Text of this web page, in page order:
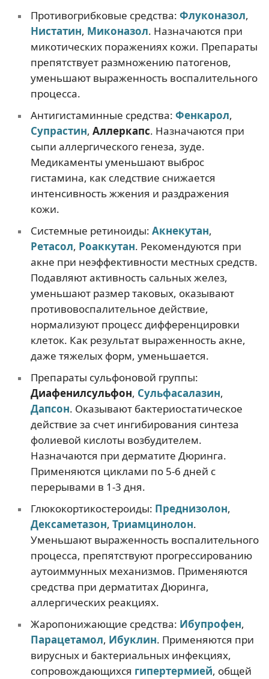
Противогрибковые средства: Флуконазол,
Нистатин, Миконазол. Назначаются при
микотических поражениях кожи. Препараты
препятствует размножению патогенов,
уменьшают выраженность воспалительного
процесса.
Антигистаминные средства: Фенкарол,
Супрастин, Аллеркапс. Назначаются при
сыпи аллергического генеза, зуде.
Медикаменты уменьшают выброс
гистамина, как следствие снижается
интенсивность жжения и раздражения
кожи.
Системные ретиноиды: Акнекутан,
Ретасол, Роаккутан. Рекомендуются при
акне при неэффективности местных средств.
Подавляют активность сальных желез,
уменьшают размер таковых, оказывают
противовоспалительное действие,
нормализуют процесс дифференцировки
клеток. Как результат выраженность акне,
даже тяжелых форм, уменьшается.
Препараты сульфоновой группы:
Диафенилсульфон, Сульфасалазин,
Дапсон. Оказывают бактериостатическое
действие за счет ингибирования синтеза
фолиевой кислоты возбудителем.
Назначаются при дерматите Дюринга.
Применяются циклами по 5-6 дней с
перерывами в 1-3 дня.
Глюкокортикостероиды: Преднизолон,
Дексаметазон, Триамцинолон.
Уменьшают выраженность воспалительного
процесса, препятствуют прогрессированию
аутоиммунных механизмов. Применяются
средства при дерматитах Дюринга,
аллергических реакциях.
Жаропонижающие средства: Ибупрофен,
Парацетамол, Ибуклин. Применяются при
вирусных и бактериальных инфекциях,
сопровождающихся гипертермией, общей